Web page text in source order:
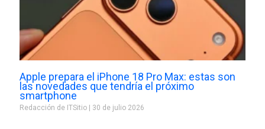
Apple prepara el iPhone 18 Pro Max: estas son
las novedades que tendría el próximo
smartphone
Redacción de ITSitio 30 de julio 2026